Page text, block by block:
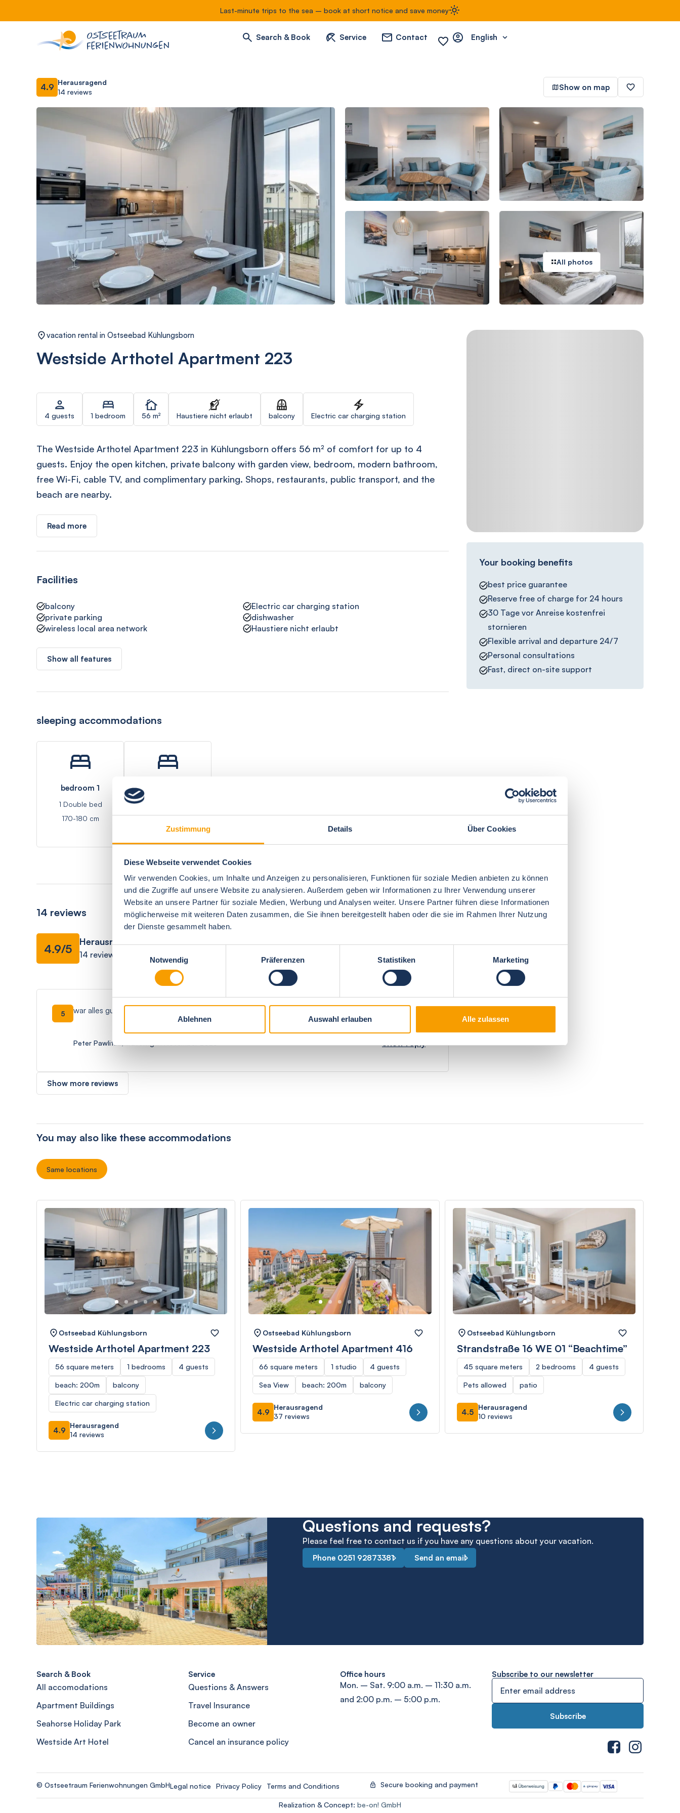
Zustimmung Details Über Cookies
Diese Webseite verwendet Cookies
Wir verwenden Cookies, um Inhalte und Anzeigen zu personalisieren, Funktionen für soziale Medien anbieten zu können
und die Zugriffe auf unsere Website zu analysieren. Außerdem geben wir Informationen zu Ihrer Verwendung unserer
Website an unsere Partner für soziale Medien, Werbung und Analysen weiter. Unsere Partner führen diese Informationen
möglicherweise mit weiteren Daten zusammen, die Sie ihnen bereitgestellt haben oder die sie im Rahmen Ihrer Nutzung
der Dienste gesammelt haben.
Notwendig
Präferenzen Statistiken Marketing
Ablehnen Auswahl erlauben Alle zulassen
Last-minute trips to the sea – book at short notice and save money
Search & Book Service Contact English
4.9 Herausragend
14 reviews
Show on map
All photos
vacation rental in Ostseebad Kühlungsborn
Westside Arthotel Apartment 223
4 guests 1 bedroom 56 m² Haustiere nicht erlaubt balcony Electric car charging station
The Westside Arthotel Apartment 223 in Kühlungsborn offers 56 m² of comfort for up to 4
guests. Enjoy the open kitchen, private balcony with garden view, bedroom, modern bathroom,
free Wi-Fi, cable TV, and complimentary parking. Shops, restaurants, public transport, and the
beach are nearby.
Read more
Facilities
balcony
Electric car charging station
private parking
dishwasher
wireless local area network
Haustiere nicht erlaubt
Show all features
sleeping accommodations
bedroom 1
1 Double bed
170-180 cm
1 Double bed - Sofa
bed
14 reviews
4.9/5
Herausragend
14 reviews
Facilities 5overall impression 4.7
5 war alles gut
Peter Pawlitza, traveling in November 2025 Show reply
Show more reviews
Your booking benefits
best price guarantee
Reserve free of charge for 24 hours
30 Tage vor Anreise kostenfrei
stornieren
Flexible arrival and departure 24/7
Personal consultations
Fast, direct on-site support
You may also like these accommodations
Same locations
Ostseebad Kühlungsborn
Westside Arthotel Apartment 223
56 square meters 1 bedrooms 4 guests
beach: 200m balcony
Electric car charging station
4.9
Herausragend
14 reviews
Ostseebad Kühlungsborn
Westside Arthotel Apartment 416
66 square meters 1 studio 4 guests
Sea View beach: 200m balcony
4.9
Herausragend
37 reviews
Ostseebad Kühlungsborn
Strandstraße 16 WE 01 “Beachtime”
45 square meters 2 bedrooms 4 guests
Pets allowed patio
4.5
Herausragend
10 reviews
Questions and requests?
Please feel free to contact us if you have any questions about your vacation.
Phone 0251 92873381 Send an email
Search & Book
All accomodations
Apartment Buildings
Seahorse Holiday Park
Westside Art Hotel
Service
Questions & Answers
Travel Insurance
Become an owner
Cancel an insurance policy
Office hours
Mon. – Sat. 9:00 a.m. – 11:30 a.m.
and 2:00 p.m. – 5:00 p.m.
Subscribe to our newsletter
© Ostseetraum Ferienwohnungen GmbHLegal notice Privacy Policy Terms and Conditions Secure booking and payment
Realization & Concept: be-on! GmbH